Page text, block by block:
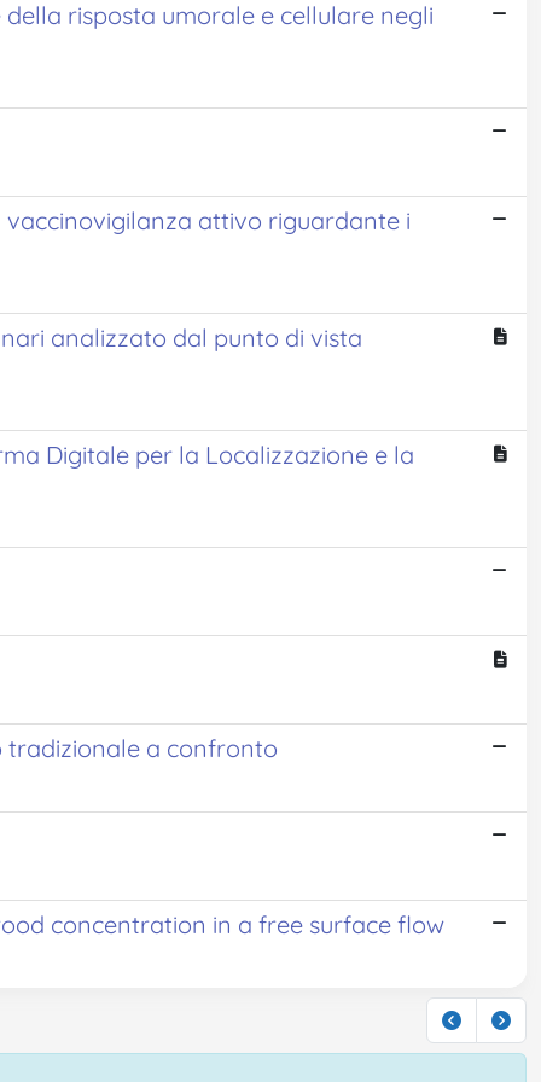
della risposta umorale e cellulare negli
attivo riguardante i
analizzato dal punto di vista
Digitale per la Localizzazione e la
tradizionale a confronto
concentration in a free surface flow